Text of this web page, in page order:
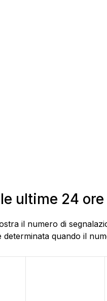
ultime 24
il numero di
quando il